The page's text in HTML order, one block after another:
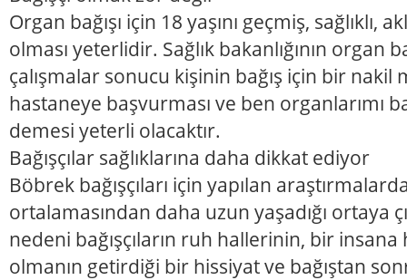
Organ bağışı için 18 yaşını geçmiş, sağlıklı,
olması yeterlidir. Sağlık bakanlığının organ
çalışmalar sonucu kişinin bağış için bir nakil
hastaneye başvurması ve ben organlarımı
demesi yeterli olacaktır.
Bağışçılar sağlıklarına daha dikkat ediyor
Böbrek bağışçıları için yapılan
ortalamasından daha uzun yaşadığı ortaya
nedeni bağışçıların ruh hallerinin, bir insana
olmanın getirdiği bir hissiyat ve bağıştan